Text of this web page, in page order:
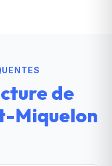
de
Miquelon